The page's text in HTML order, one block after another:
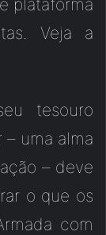
plataforma
Veja a
tesouro
– uma alma
– deve
o que os
com